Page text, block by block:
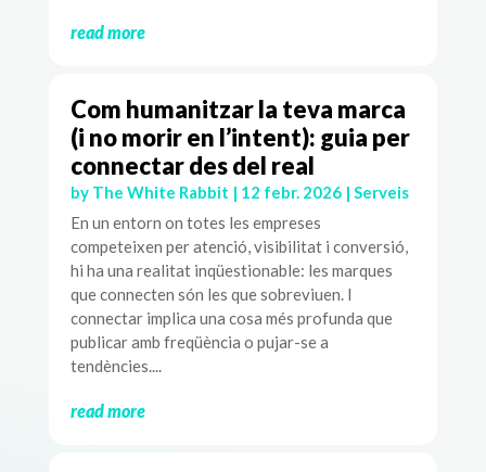
read more
Com humanitzar la teva marca
(i no morir en l’intent): guia per
connectar des del real
by The White Rabbit | 12 febr. 2026| Serveis
En un entorn on totes les empreses
competeixen per atenció, visibilitat i conversió,
hi ha una realitat inqüestionable: les marques
que connecten són les que sobreviuen. I
connectar implica una cosa més profunda que
publicar amb freqüència o pujar-se a
tendències....
read more